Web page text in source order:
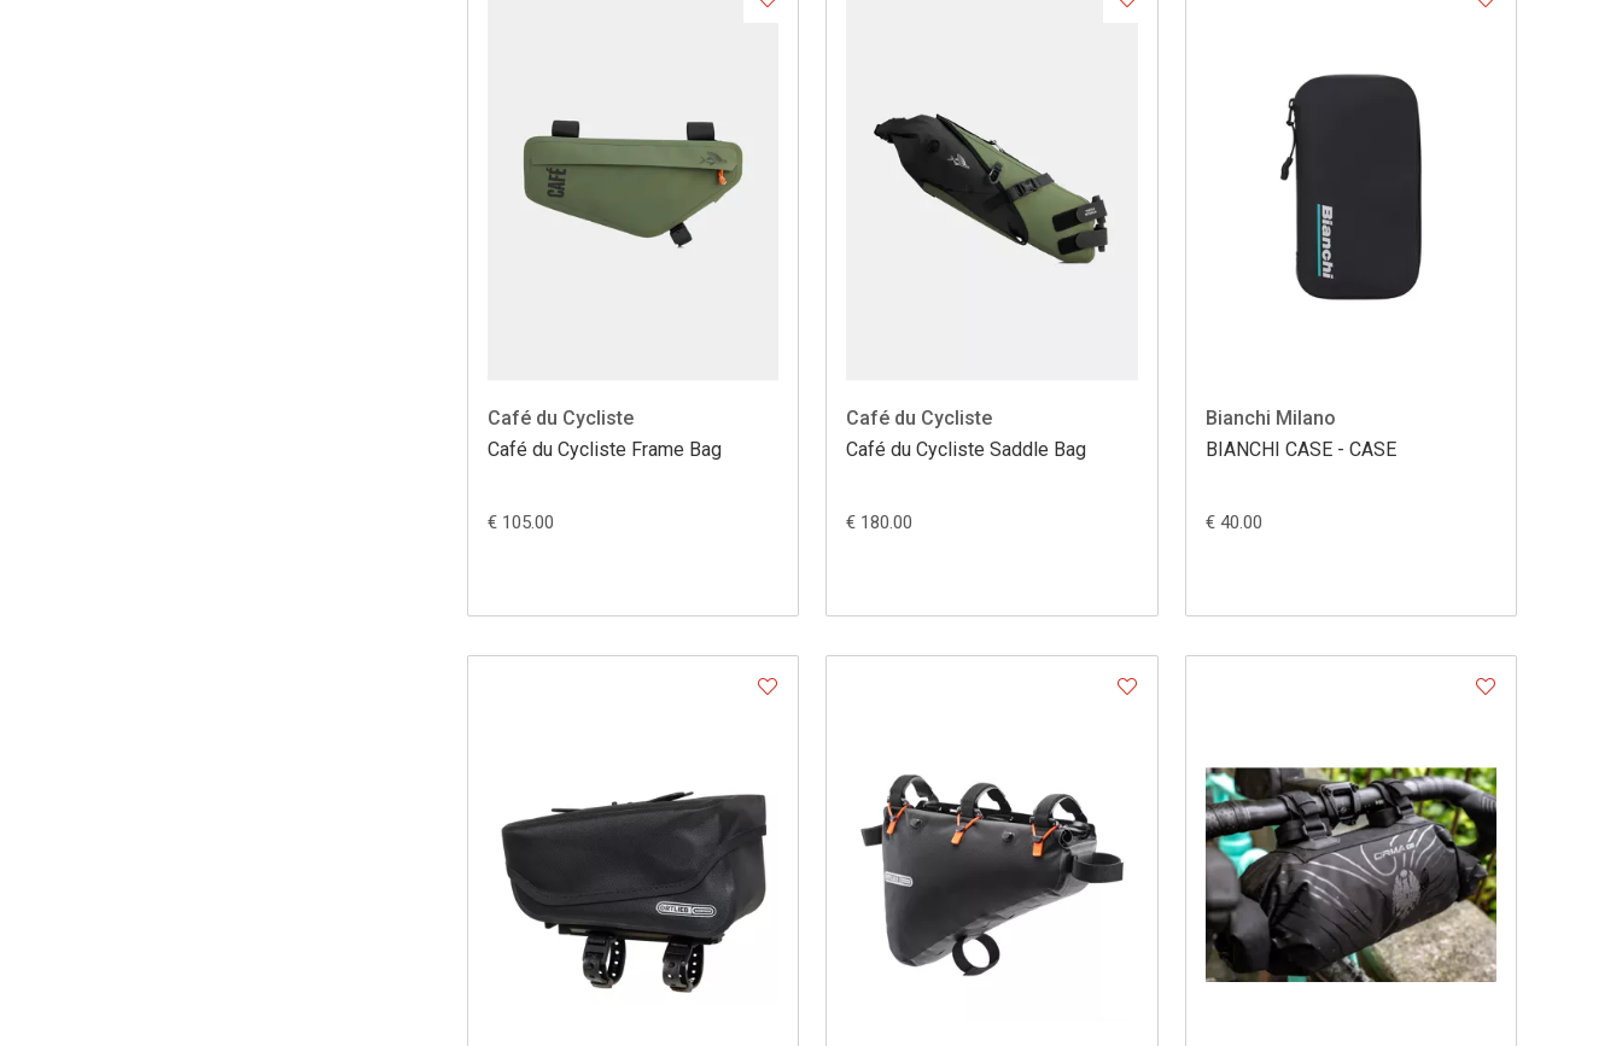
Café du Cycliste
Café du Cycliste Frame Bag
€ 105.00
Café du Cycliste
Café du Cycliste Saddle Bag
€ 180.00
Bianchi Milano
BIANCHI CASE - CASE
€ 40.00